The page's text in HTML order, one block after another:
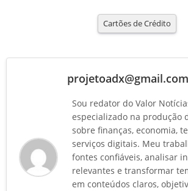
Cartões de Crédito
projetoadx@gmail.com
Sou redator do Valor
especializado na produção
sobre finanças, economia,
serviços digitais. Meu
fontes confiáveis, analisar
relevantes e transformar
em conteúdos claros,